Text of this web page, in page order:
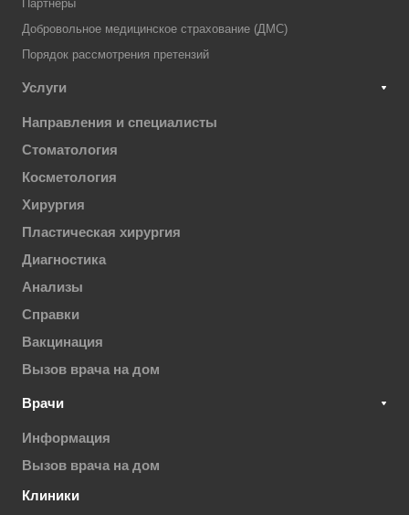
Партнеры
Добровольное медицинское страхование (ДМС)
Порядок рассмотрения претензий
Услуги
Направления и специалисты
Стоматология
Косметология
Хирургия
Пластическая хирургия
Диагностика
Анализы
Справки
Вакцинация
Вызов врача на дом
Врачи
Информация
Вызов врача на дом
Клиники